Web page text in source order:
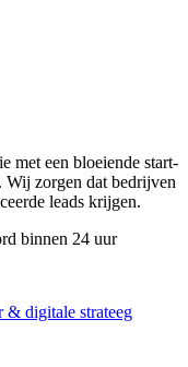
met een bloeiende start-
Wij zorgen dat bedrijven
leads krijgen.
binnen 24 uur
& digitale strateeg